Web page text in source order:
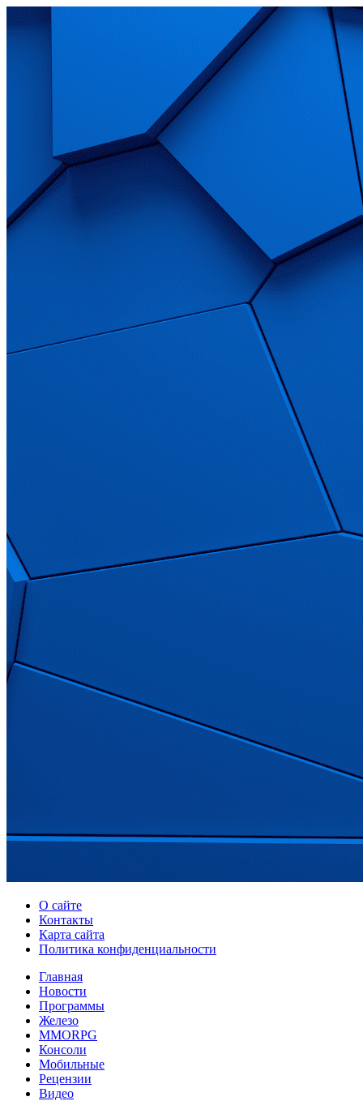
О сайте
Контакты
Карта сайта
Политика конфиденциальности
Главная
Новости
Программы
Железо
MMORPG
Консоли
Мобильные
Рецензии
Видео